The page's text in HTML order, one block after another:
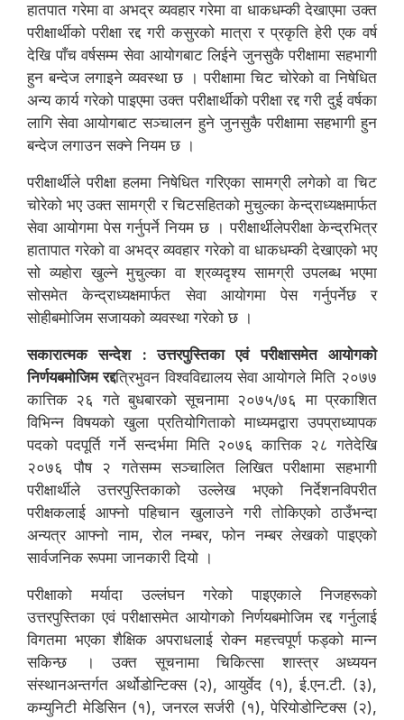
हातपात गरेमा वा अभद्र व्यवहार गरेमा वा धाकधम्की देखाएमा उक्त
परीक्षार्थीको परीक्षा रद्द गरी कसुरको मात्रा र प्रकृति हेरी एक वर्ष
देखि पाँच वर्षसम्म सेवा आयोगबाट लिईने जुनसुकै परीक्षामा सहभागी
हुन बन्देज लगाइने व्यवस्था छ । परीक्षामा चिट चोरेको वा निषेधित
अन्य कार्य गरेको पाइएमा उक्त परीक्षार्थीको परीक्षा रद्द गरी दुई वर्षका
लागि सेवा आयोगबाट सञ्चालन हुने जुनसुकै परीक्षामा सहभागी हुन
बन्देज लगाउन सक्ने नियम छ ।
परीक्षार्थीले परीक्षा हलमा निषेधित गरिएका सामग्री लगेको वा चिट
चोरेको भए उक्त सामग्री र चिटसहितको मुचुल्का केन्द्राध्यक्षमार्फत
सेवा आयोगमा पेस गर्नुपर्ने नियम छ । परीक्षार्थीलेपरीक्षा केन्द्रभित्र
हातापात गरेको वा अभद्र व्यवहार गरेको वा धाकधम्की देखाएको भए
सो व्यहोरा खुल्ने मुचुल्का वा श्रव्यदृश्य सामग्री उपलब्ध भएमा
सोसमेत केन्द्राध्यक्षमार्फत सेवा आयोगमा पेस गर्नुपर्नेछ र
सोहीबमोजिम सजायको व्यवस्था गरेको छ ।
सकारात्मक सन्देश : उत्तरपुस्तिका एवं परीक्षासमेत आयोगको
निर्णयबमोजिम रद्दत्रिभुवन विश्वविद्यालय सेवा आयोगले मिति २०७७
कात्तिक २६ गते बुधबारको सूचनामा २०७५/७६ मा प्रकाशित
विभिन्न विषयको खुला प्रतियोगिताको माध्यमद्वारा उपप्राध्यापक
पदको पदपूर्ति गर्ने सन्दर्भमा मिति २०७६ कात्तिक २८ गतेदेखि
२०७६ पौष २ गतेसम्म सञ्चालित लिखित परीक्षामा सहभागी
परीक्षार्थीले उत्तरपुस्तिकाको उल्लेख भएको निर्देशनविपरीत
परीक्षकलाई आफ्नो पहिचान खुलाउने गरी तोकिएको ठाउँभन्दा
अन्यत्र आफ्नो नाम, रोल नम्बर, फोन नम्बर लेखको पाइएको
सार्वजनिक रूपमा जानकारी दियो ।
परीक्षाको मर्यादा उल्लंघन गरेको पाइएकाले निजहरूको
उत्तरपुस्तिका एवं परीक्षासमेत आयोगको निर्णयबमोजिम रद्द गर्नुलाई
विगतमा भएका शैक्षिक अपराधलाई रोक्न महत्त्वपूर्ण फड्को मान्न
सकिन्छ । उक्त सूचनामा चिकित्सा शास्त्र अध्ययन
संस्थानअन्तर्गत अर्थोडोन्टिक्स (२), आयुर्वेद (१), ई.एन.टी. (३),
कम्युनिटी मेडिसिन (१), जनरल सर्जरी (१), पेरियोडोन्टिक्स (२),